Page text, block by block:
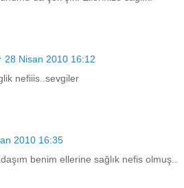
28 Nisan 2010 16:12
nefiiis..sevgiler
2010 16:35
benim ellerine sağlık nefis olmuş..